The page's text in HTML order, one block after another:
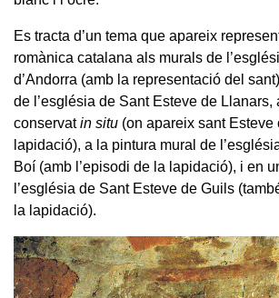
Es tracta d’un tema que apareix
romànica catalana als murals de
d’Andorra (amb la representació del
de l’església de Sant Esteve de Llanars,
conservatin situ (on apareix sant
lapidació), a la pintura mural de
Boí (amb l’episodi de la lapidació), i en
l’església de Sant Esteve de Guils
la lapidació).